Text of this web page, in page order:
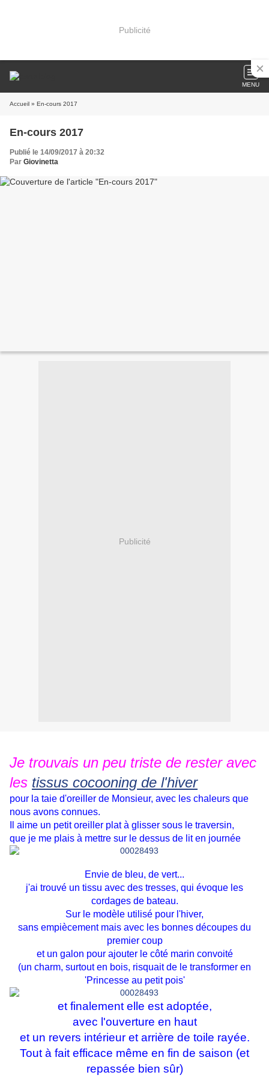
Publicité
MENU
Accueil » En-cours 2017
En-cours 2017
Publié le 14/09/2017 à 20:32
Par Giovinetta
Publicité
Je trouvais un peu triste de rester avec
les tissus cocooning de l'hiver
pour la taie d'oreiller de Monsieur, avec les chaleurs que
nous avons connues.
Il aime un petit oreiller plat à glisser sous le traversin,
que je me plais à mettre sur le dessus de lit en journée
Envie de bleu, de vert...
j'ai trouvé un tissu avec des tresses, qui évoque les
cordages de bateau.
Sur le modèle utilisé pour l'hiver,
sans empiècement mais avec les bonnes découpes du
premier coup
et un galon pour ajouter le côté marin convoité
(un charm, surtout en bois, risquait de le transformer en
'Princesse au petit pois'
et finalement elle est adoptée,
avec l'ouverture en haut
et un revers intérieur et arrière de toile rayée.
Tout à fait efficace même en fin de saison (et
repassée bien sûr)